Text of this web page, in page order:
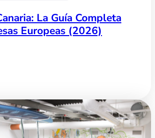
La Guía Completa
Europeas (2026)